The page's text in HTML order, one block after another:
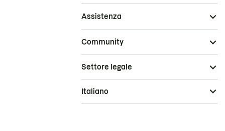
Assistenza
Community
Settore legale
Italiano